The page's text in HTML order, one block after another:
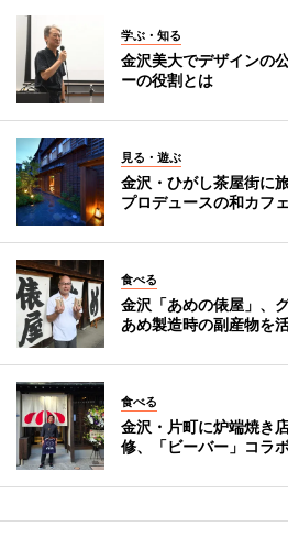
学ぶ・知る
金沢美大でデザインの
ーの役割とは
見る・遊ぶ
金沢・ひがし茶屋街に
プロデュースの和カフ
食べる
金沢「あめの俵屋」、
あめ製造時の副産物を
食べる
金沢・片町に炉端焼き
修、「ビーバー」コラ